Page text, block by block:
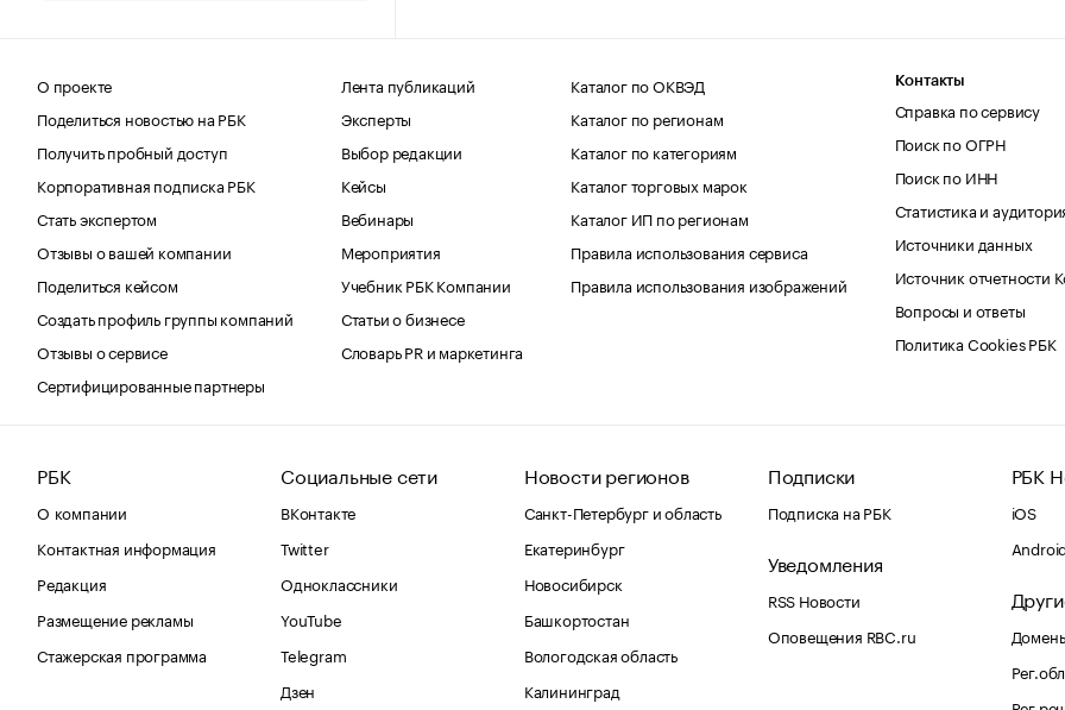
О проекте
Поделиться новостью на РБК
Получить пробный доступ
Корпоративная подписка РБК
Стать экспертом
Отзывы о вашей компании
Поделиться кейсом
Создать профиль группы компаний
Отзывы о сервисе
Сертифицированные партнеры
Лента публикаций
Эксперты
Выбор редакции
Кейсы
Вебинары
Мероприятия
Учебник РБК Компании
Статьи о бизнесе
Словарь PR и маркетинга
Каталог по ОКВЭД
Каталог по регионам
Каталог по категориям
Каталог торговых марок
Каталог ИП по регионам
Правила использования сервиса
Правила использования изображений
Контакты
Справка по сервису
Поиск по ОГРН
Поиск по ИНН
Статистика и
Источники данных
Источник отчетности
Вопросы и ответы
Политика Cookies РБК
РБК
О компании
Контактная информация
Редакция
Размещение рекламы
Стажерская программа
Социальные сети
ВКонтакте
Twitter
Одноклассники
YouTube
Telegram
Дзен
Новости регионов
Санкт-Петербург и область
Екатеринбург
Новосибирск
Башкортостан
Вологодская область
Калининград
Подписки
Подписка на РБК
Уведомления
RSS Новости
Оповещения RBC.ru
РБК
iOS